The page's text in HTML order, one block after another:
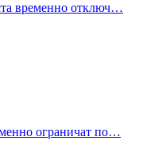
временно отключ…
ограничат по…